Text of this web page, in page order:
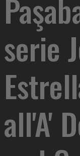
serie
all'A'